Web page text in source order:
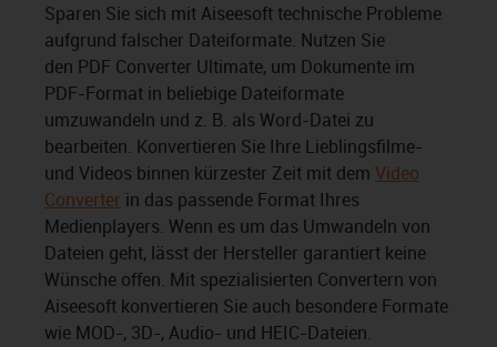
Sparen Sie sich mit Aiseesoft technische Probleme
aufgrund falscher Dateiformate. Nutzen Sie
den PDF Converter Ultimate, um Dokumente im
PDF-Format in beliebige Dateiformate
umzuwandeln und z. B. als Word-Datei zu
bearbeiten. Konvertieren Sie Ihre Lieblingsfilme-
und Videos binnen kürzester Zeit mit dem Video
Converter in das passende Format Ihres
Medienplayers. Wenn es um das Umwandeln von
Dateien geht, lässt der Hersteller garantiert keine
Wünsche offen. Mit spezialisierten Convertern von
Aiseesoft konvertieren Sie auch besondere Formate
wie MOD-, 3D-, Audio- und HEIC-Dateien.